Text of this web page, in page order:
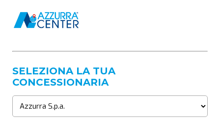
SELEZIONA LA TUA
CONCESSIONARIA